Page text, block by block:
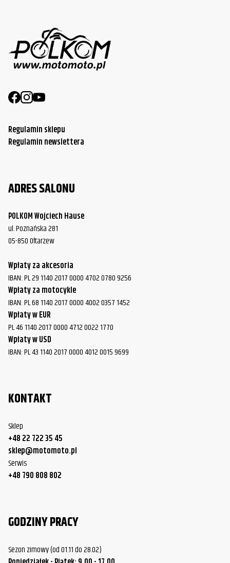
Regulamin sklepu
Regulamin newslettera
ADRES SALONU
POLKOM Wojciech Hause
ul. Poznańska 281
05-850 Ołtarzew
Wpłaty za akcesoria
IBAN: PL 29 1140 2017 0000 4702 0780 9256
Wpłaty za motocykle
IBAN: PL 68 1140 2017 0000 4002 0357 1452
Wpłaty w EUR
PL 46 1140 2017 0000 4712 0022 1770
Wpłaty w USD
IBAN: PL 43 1140 2017 0000 4012 0015 9699
KONTAKT
Sklep
+48 22 722 35 45
sklep@motomoto.pl
Serwis
+48 790 808 802
GODZINY PRACY
Sezon zimowy (od 01.11 do 28.02)